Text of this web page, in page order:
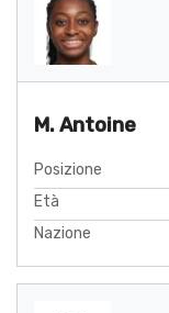
M. Antoine
Posizione
Età
Nazione